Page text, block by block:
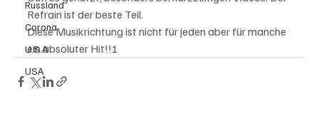
Russland
Corona
U.S.A
USA
Refrain ist der beste Teil.
Diese Musikrichtung ist nicht für jeden aber für manche
ein absoluter Hit!!!